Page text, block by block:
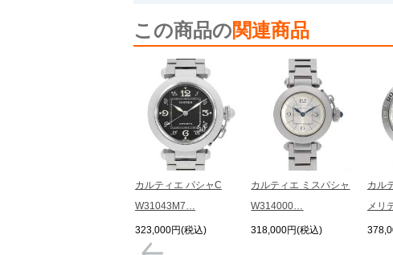
この商品の関連商品
カルティエ パシャC
W31043M7…
323,000円(税込)
カルティエ ミスパシャ
W314000…
318,000円(税込)
カル
メリ